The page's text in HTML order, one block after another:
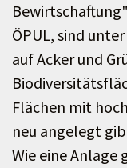
ÖPUL, sind
auf Acker und
Flächen mit
neu angelegt
Wie eine Anlage